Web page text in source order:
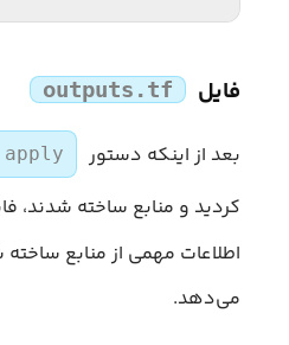
فایل outputs.tf
بعد از اینکه دستور
کردید و منابع ساخته شدند،
اطلاعات مهمی از منابع
می‌دهد.